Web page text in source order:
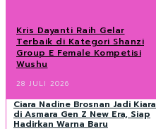
Kris Dayanti Raih Gelar
Terbaik di Kategori Shanzi
Group E Female Kompetisi
Wushu
28 JULI 2026
Ciara Nadine Brosnan Jadi Kiara
di Asmara Gen Z New Era, Siap
Hadirkan Warna Baru